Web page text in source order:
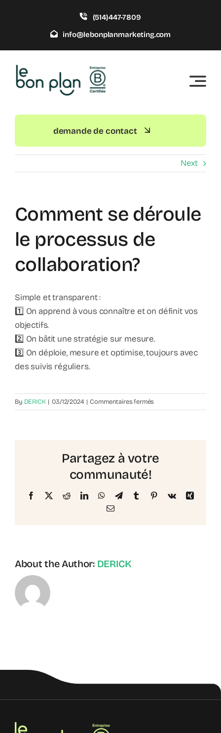
(514)447-7809
info@lebonplanmarketing.com
demande de contact
Next
Comment se déroule
le processus de
collaboration?
Simple et transparent :
1️⃣ On apprend à vous connaître et on définit vos
objectifs.
2️⃣ On bâtit une stratégie sur mesure.
3️⃣ On déploie, mesure et optimise, toujours avec
des suivis réguliers.
By DERICK | 03/12/2024 | Commentaires ferméssur
Comment
processus
Partagez à votre
communauté!
Facebook
X RedditLinkedInWhatsApp
TelegramTumblr PinterestVk
Xing
Email
About the Author: DERICK